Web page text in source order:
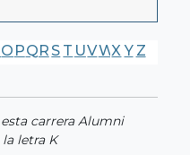
O PQR S T UVWX Y Z
carrera Alumni
letra K